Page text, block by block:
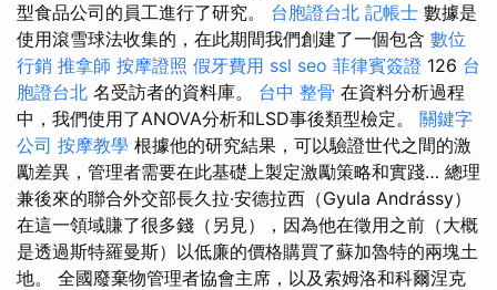
型食品公司的員工進行了研究。 台胞證台北 記帳士 數據是
使用滾雪球法收集的，在此期間我們創建了一個包含 數位
行銷 推拿師 按摩證照 假牙費用 ssl seo 菲律賓簽證 126 台
胞證台北 名受訪者的資料庫。 台中 整骨 在資料分析過程
中，我們使用了ANOVA分析和LSD事後類型檢定。 關鍵字
公司 按摩教學 根據他的研究結果，可以驗證世代之間的激
勵差異，管理者需要在此基礎上製定激勵策略和實踐… 總理
兼後來的聯合外交部長久拉·安德拉西（Gyula Andrássy）
在這一領域賺了很多錢（另見），因為他在徵用之前（大概
是透過斯特羅曼斯）以低廉的價格購買了蘇加魯特的兩塊土
地。 全國廢棄物管理者協會主席，以及索姆洛和科爾涅克